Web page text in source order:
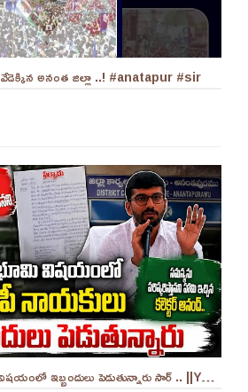
అనంత జిల్లా ..! #anatapur #sir
వైసీపీ నాయకులు మా భూమి విషయంలో ఇబ్బందులు పెడుతున్నారు సార్ .. ||YES 9TV